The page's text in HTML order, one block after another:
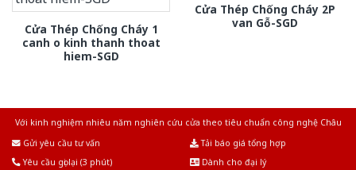
Cửa Thép Chống Cháy 1
canh o kinh thanh thoat
hiem-SGD
Cửa Thép Chống Cháy 2P
van Gỗ-SGD
Với kinh nghiệm nhiêu năm nghiên cứu cửa theo tiêu chuẩn công nghệ Châu
Gửi yêu cầu tư vấn
Tải báo giá tổng hợp
Yêu cầu gọi lại (3 phút)
Dành cho đại lý